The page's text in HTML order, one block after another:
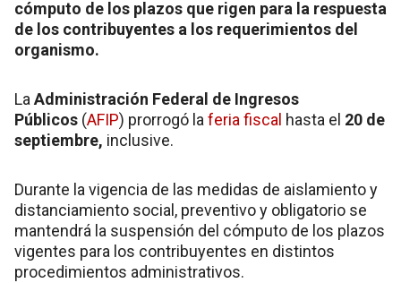
cómputo de los plazos que rigen para la respuesta
de los contribuyentes a los requerimientos del
organismo.
LaAdministración Federal de Ingresos
Públicos (AFIP) prorrogó laferia fiscal hasta el 20 de
septiembre, inclusive.
Durante la vigencia de las medidas de aislamiento y
distanciamiento social, preventivo y obligatorio se
mantendrá la suspensión del cómputo de los plazos
vigentes para los contribuyentes en distintos
procedimientos administrativos.